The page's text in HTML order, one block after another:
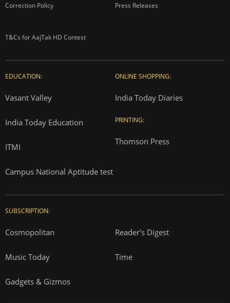
Correction Policy Press Releases
T&Cs for AajTak HD Contest
EDUCATION:
Vasant Valley
India Today Education
ITMI
Campus National Aptitude test
ONLINE SHOPPING:
India Today Diaries
PRINTING:
Thomson Press
SUBSCRIPTION:
Cosmopolitan Reader's Digest
Music Today Time
Gadgets & Gizmos